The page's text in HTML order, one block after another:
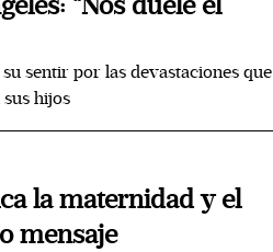
sentir por las devastaciones que
hijos
la maternidad y el
mensaje